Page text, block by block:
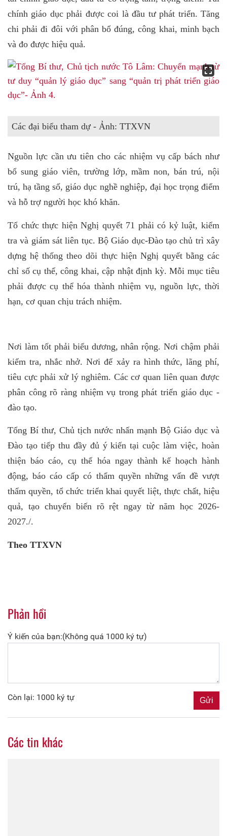
chính giáo dục phải được coi là đầu tư phát triển. Tăng
chi phải đi đôi với phân bổ đúng, công khai, minh bạch
và đo được hiệu quả.
Các đại biểu tham dự - Ảnh: TTXVN
Nguồn lực cần ưu tiên cho các nhiệm vụ cấp bách như
bổ sung giáo viên, trường lớp, mầm non, bán trú, nội
trú, hạ tầng số, giáo dục nghề nghiệp, đại học trọng điểm
và hỗ trợ người học khó khăn.
Tổ chức thực hiện Nghị quyết 71 phải có kỷ luật, kiểm
tra và giám sát liên tục. Bộ Giáo dục-Đào tạo chủ trì xây
dựng hệ thống theo dõi thực hiện Nghị quyết bằng các
chỉ số cụ thể, công khai, cập nhật định kỳ. Mỗi mục tiêu
phải được cụ thể hóa thành nhiệm vụ, nguồn lực, thời
hạn, cơ quan chịu trách nhiệm.
Nơi làm tốt phải biểu dương, nhân rộng. Nơi chậm phải
kiểm tra, nhắc nhở. Nơi để xảy ra hình thức, lãng phí,
tiêu cực phải xử lý nghiêm. Các cơ quan liên quan được
phân công rõ ràng nhiệm vụ trong phát triển giáo dục -
đào tạo.
Tổng Bí thư, Chủ tịch nước nhấn mạnh Bộ Giáo dục và
Đào tạo tiếp thu đầy đủ ý kiến tại cuộc làm việc, hoàn
thiện báo cáo, cụ thể hóa ngay thành kế hoạch hành
động, báo cáo cấp có thẩm quyền những vấn đề vượt
thẩm quyền, tổ chức triển khai quyết liệt, thực chất, hiệu
quả, tạo chuyển biến rõ rệt ngay từ năm học 2026-
2027./.
Theo TTXVN
Phản hồi
Ý kiến của bạn:(Không quá 1000 ký tự)
Còn lại: 1000 ký tự
Các tin khác